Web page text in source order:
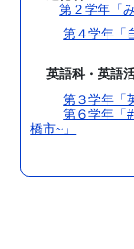
第２学年「
第４学年「
英語科・英語
第３学年「
第６学年「
橋市~」